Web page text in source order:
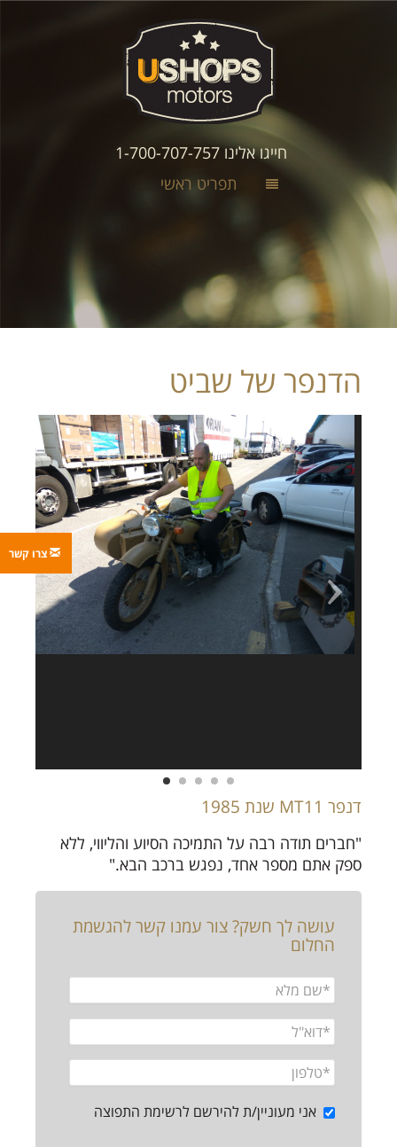
חייגו אלינו 1-700-707-757
תפריט ראשי
הדנפר של שביט
דנפר MT11 שנת 1985
"חברים תודה רבה על התמיכה הסיוע והליווי, ללא
ספק אתם מספר אחד, נפגש ברכב הבא."
עושה לך חשק? צור עמנו קשר להגשמת
החלום
אני מעוניין/ת להירשם לרשימת התפוצה
צרו קשר